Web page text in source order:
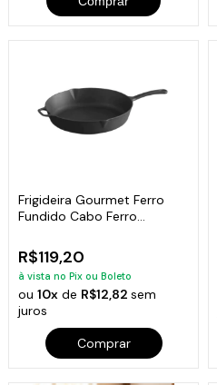
Frigideira Gourmet Ferro
Fundido Cabo Ferro
R$119,20
à vista no Pix ou Boleto
ou10x de R$12,82sem
juros
Comprar